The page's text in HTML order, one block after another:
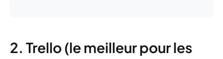
2. Trello (le meilleur pour les